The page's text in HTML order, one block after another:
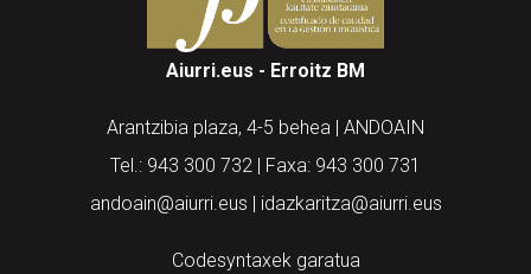
Aiurri.eus - Erroitz BM
Arantzibia plaza, 4-5 behea | ANDOAIN
Tel.: 943 300 732 | Faxa: 943 300 731
andoain@aiurri.eus | idazkaritza@aiurri.eus
Codesyntaxek garatua